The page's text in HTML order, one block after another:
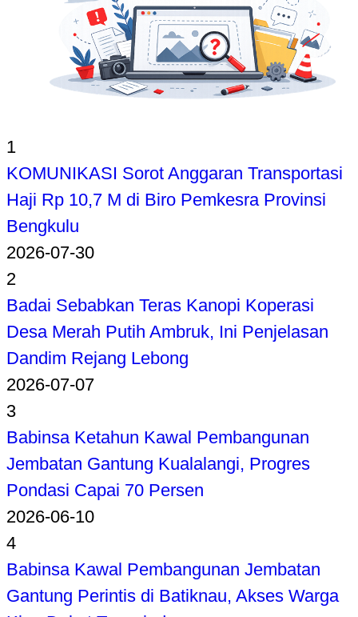
1
KOMUNIKASI Sorot Anggaran Transportasi
Haji Rp 10,7 M di Biro Pemkesra Provinsi
Bengkulu
2026-07-30
2
Badai Sebabkan Teras Kanopi Koperasi
Desa Merah Putih Ambruk, Ini Penjelasan
Dandim Rejang Lebong
2026-07-07
3
Babinsa Ketahun Kawal Pembangunan
Jembatan Gantung Kualalangi, Progres
Pondasi Capai 70 Persen
2026-06-10
4
Babinsa Kawal Pembangunan Jembatan
Gantung Perintis di Batiknau, Akses Warga